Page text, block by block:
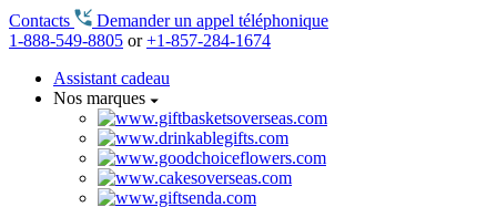
Contacts
Demander un appel téléphonique
1-888-549-8805 or+1-857-284-1674
Assistant cadeau
Nos marques